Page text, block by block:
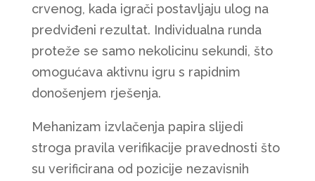
crvenog, kada igrači postavljaju ulog na
predviđeni rezultat. Individualna runda
proteže se samo nekolicinu sekundi, što
omogućava aktivnu igru s rapidnim
donošenjem rješenja.
Mehanizam izvlačenja papira slijedi
stroga pravila verifikacije pravednosti što
su verificirana od pozicije nezavisnih